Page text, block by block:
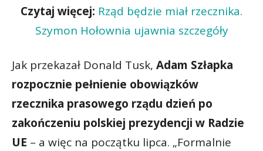
Czytaj więcej: Rząd będzie miał rzecznika.
Szymon Hołownia ujawnia szczegóły
Jak przekazał Donald Tusk, Adam Szłapka
rozpocznie pełnienie obowiązków
rzecznika prasowego rządu dzień po
zakończeniu polskiej prezydencji w Radzie
UE – a więc na początku lipca. „Formalnie